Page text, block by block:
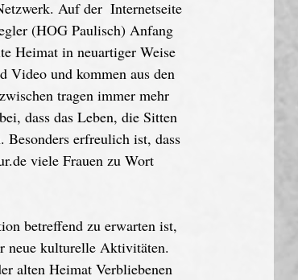
Auf der  Internetseite
(HOG Paulisch) Anfang
Heimat in neuartiger Weise
Video und kommen aus den
tragen immer mehr
dass das Leben, die Sitten
Besonders erfreulich ist, dass
viele Frauen zu Wort
betreffend zu erwarten ist,
neue kulturelle Aktivitäten.
alten Heimat Verbliebenen